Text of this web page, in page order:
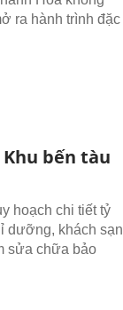
ra hành trình đặc
bến tàu
hoạch chi tiết tỷ
dưỡng, khách sạn
sửa chữa bảo